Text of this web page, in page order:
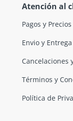
Atención al
Pagos y Precios
Envio y Entrega
Cancelaciones
Términos y
Política de